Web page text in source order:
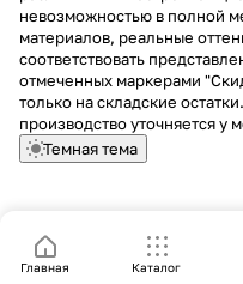
Главная Каталог
невозможностью в полной
материалов, реальные
соответствовать
отмеченных маркерами
только на складские
производство уточняется
Темная тема